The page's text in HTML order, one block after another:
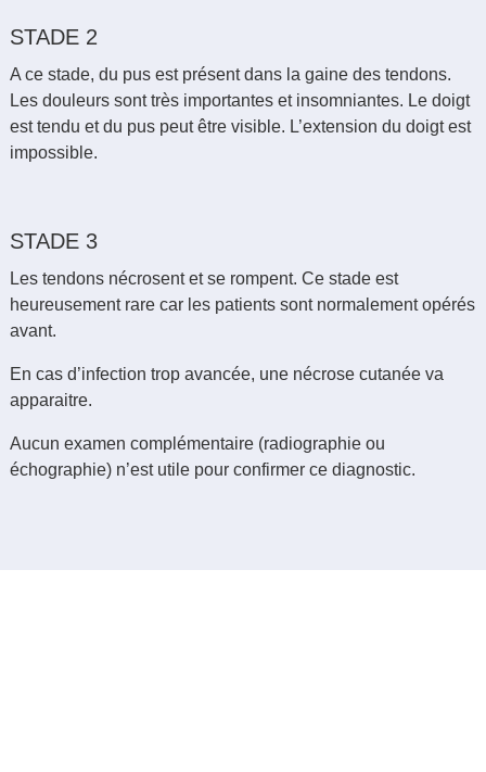
STADE 2
A ce stade, du pus est présent dans la gaine des tendons.
Les douleurs sont très importantes et insomniantes. Le doigt
est tendu et du pus peut être visible. L’extension du doigt est
impossible.
STADE 3
Les tendons nécrosent et se rompent. Ce stade est
heureusement rare car les patients sont normalement opérés
avant.
En cas d’infection trop avancée, une nécrose cutanée va
apparaitre.
Aucun examen complémentaire (radiographie ou
échographie) n’est utile pour confirmer ce diagnostic.